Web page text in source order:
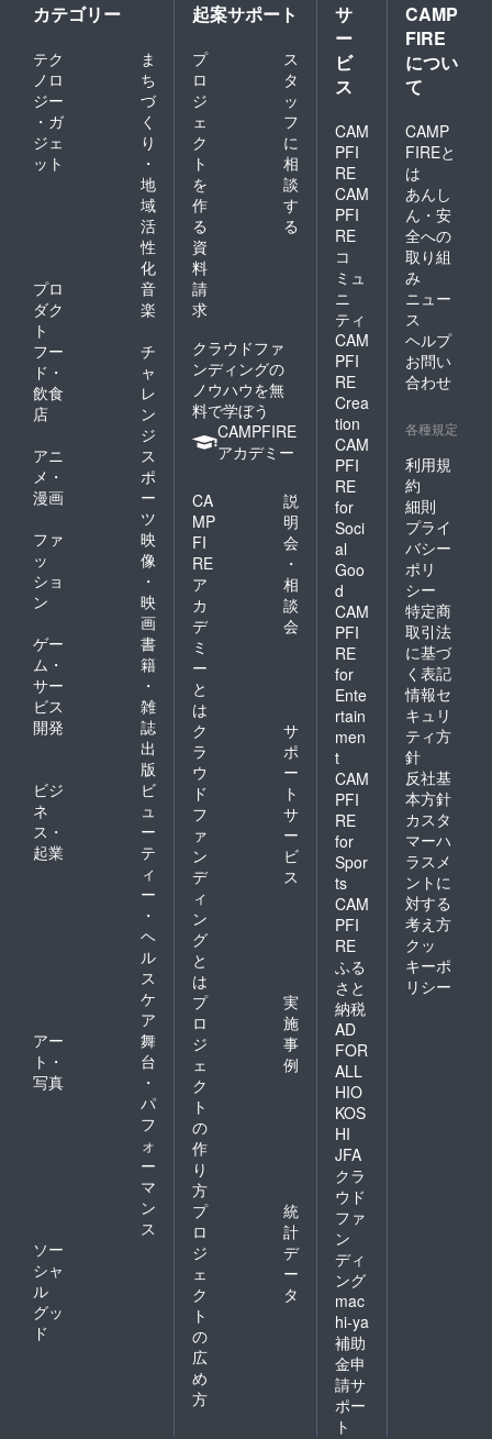
カテゴリー
テク
ノロ
ジー
・ガ
ジェ
ット
ま
ち
づ
く
り
・
地
域
活
性
化
プロ
ダク
ト
音
楽
フー
ド・
飲食
店
チ
ャ
レ
ン
ジ
アニ
メ・
漫画
ス
ポ
ー
ツ
ファ
ッ
ショ
ン
映
像
・
映
画
ゲー
ム・
サー
ビス
開発
書
籍
・
雑
誌
出
版
ビジ
ネ
ス・
起業
ビ
ュ
ー
テ
ィ
ー
・
ヘ
ル
ス
ケ
ア
アー
ト・
写真
舞
台
・
パ
フ
ォ
ー
マ
ン
ス
ソー
シャ
ル
グッ
ド
起案サポート
プ
ロ
ジ
ェ
ク
ト
を
作
る
ス
タ
ッ
フ
に
相
談
す
る
資
料
請
求
クラウドファ
ンディングの
ノウハウを無
料で学ぼう
CAMPFIRE
アカデミー
CA
MP
FI
RE
ア
カ
デ
ミ
ー
と
は
説
明
会
・
相
談
会
ク
ラ
ウ
ド
フ
ァ
ン
デ
ィ
ン
グ
と
は
サ
ポ
ー
ト
サ
ー
ビ
ス
プ
ロ
ジ
ェ
ク
ト
の
作
り
方
実
施
事
例
プ
ロ
ジ
ェ
ク
ト
の
広
め
方
統
計
デ
ー
タ
サ
ー
ビ
ス
CAM
PFI
RE
CAM
PFI
RE
コ
ミュ
ニ
ティ
CAM
PFI
RE
Crea
tion
CAM
PFI
RE
for
Soci
al
Goo
d
CAM
PFI
RE
for
Ente
rtain
men
t
CAM
PFI
RE
for
Spor
ts
CAM
PFI
RE
ふる
さと
納税
AD
FOR
ALL
HIO
KOS
HI
JFA
クラ
ウド
ファ
ン
ディ
ング
mac
hi-ya
補助
金申
請サ
ポー
ト
CAMP
FIRE
につい
て
CAMP
FIREと
は
あんし
ん・安
全への
取り組
み
ニュー
ス
ヘルプ
お問い
合わせ
各種規定
利用規
約
細則
プライ
バシー
ポリ
シー
特定商
取引法
に基づ
く表記
情報セ
キュリ
ティ方
針
反社基
本方針
カスタ
マーハ
ラスメ
ントに
対する
考え方
クッ
キーポ
リシー